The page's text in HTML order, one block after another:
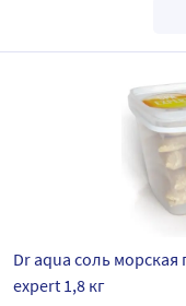
Dr aqua соль
expert 1,8 кг